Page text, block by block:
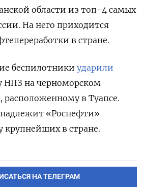
области из топ-4 самых
На него приходится
в стране.
беспилотники ударили
НПЗ на черноморском
расположенному в Туапсе.
«Роснефти»
крупнейших в стране.
НА ТЕЛЕГРАМ